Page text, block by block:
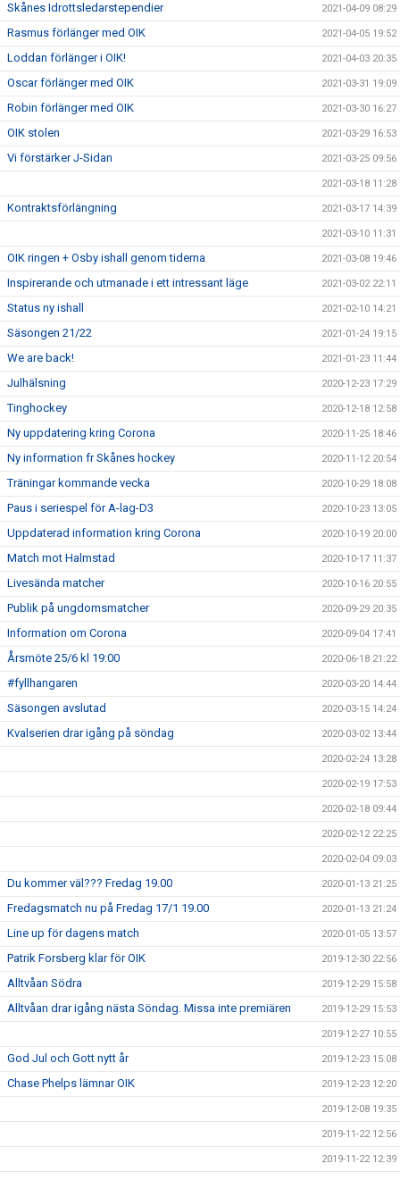
Skånes Idrottsledarstependier 2021-04-09 08:29
Rasmus förlänger med OIK 2021-04-05 19:52
Loddan förlänger i OIK! 2021-04-03 20:35
Oscar förlänger med OIK 2021-03-31 19:09
Robin förlänger med OIK 2021-03-30 16:27
OIK stolen 2021-03-29 16:53
Vi förstärker J-Sidan 2021-03-25 09:56
2021-03-18 11:28
Kontraktsförlängning 2021-03-17 14:39
2021-03-10 11:31
OIK ringen + Osby ishall genom tiderna 2021-03-08 19:46
Inspirerande och utmanade i ett intressant läge 2021-03-02 22:11
Status ny ishall 2021-02-10 14:21
Säsongen 21/22 2021-01-24 19:15
We are back! 2021-01-23 11:44
Julhälsning 2020-12-23 17:29
Tinghockey 2020-12-18 12:58
Ny uppdatering kring Corona 2020-11-25 18:46
Ny information fr Skånes hockey 2020-11-12 20:54
Träningar kommande vecka 2020-10-29 18:08
Paus i seriespel för A-lag-D3 2020-10-23 13:05
Uppdaterad information kring Corona 2020-10-19 20:00
Match mot Halmstad 2020-10-17 11:37
Livesända matcher 2020-10-16 20:55
Publik på ungdomsmatcher 2020-09-29 20:35
Information om Corona 2020-09-04 17:41
Årsmöte 25/6 kl 19:00 2020-06-18 21:22
#fyllhangaren 2020-03-20 14:44
Säsongen avslutad 2020-03-15 14:24
Kvalserien drar igång på söndag 2020-03-02 13:44
2020-02-24 13:28
2020-02-19 17:53
2020-02-18 09:44
2020-02-12 22:25
2020-02-04 09:03
Du kommer väl??? Fredag 19.00 2020-01-13 21:25
Fredagsmatch nu på Fredag 17/1 19.00 2020-01-13 21:24
Line up för dagens match 2020-01-05 13:57
Patrik Forsberg klar för OIK 2019-12-30 22:56
Alltvåan Södra 2019-12-29 15:58
Alltvåan drar igång nästa Söndag. Missa inte premiären 2019-12-29 15:53
2019-12-27 10:55
God Jul och Gott nytt år 2019-12-23 15:08
Chase Phelps lämnar OIK 2019-12-23 12:20
2019-12-08 19:35
2019-11-22 12:56
2019-11-22 12:39